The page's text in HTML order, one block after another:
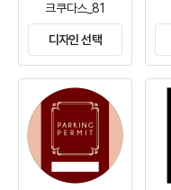
크쿠다스_81
디자인 선택